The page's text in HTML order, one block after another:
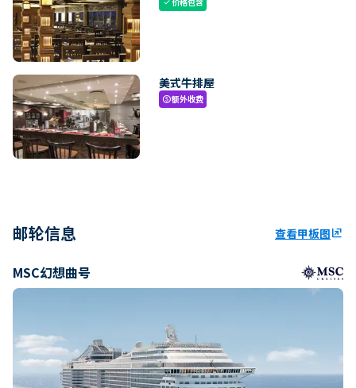
check
美式牛排屋
paid额外收费
邮轮信息 查看甲板图ungroup
MSC幻想曲号